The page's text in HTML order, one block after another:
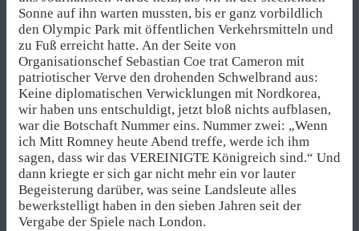
Sonne auf ihn warten mussten, bis er ganz vorbildlich
den Olympic Park mit öffentlichen Verkehrsmitteln und
zu Fuß erreicht hatte. An der Seite von
Organisationschef Sebastian Coe trat Cameron mit
patriotischer Verve den drohenden Schwelbrand aus:
Keine diplomatischen Verwicklungen mit Nordkorea,
wir haben uns entschuldigt, jetzt bloß nichts aufblasen,
war die Botschaft Nummer eins. Nummer zwei: „Wenn
ich Mitt Romney heute Abend treffe, werde ich ihm
sagen, dass wir das VEREINIGTE Königreich sind.“ Und
dann kriegte er sich gar nicht mehr ein vor lauter
Begeisterung darüber, was seine Landsleute alles
bewerkstelligt haben in den sieben Jahren seit der
Vergabe der Spiele nach London.